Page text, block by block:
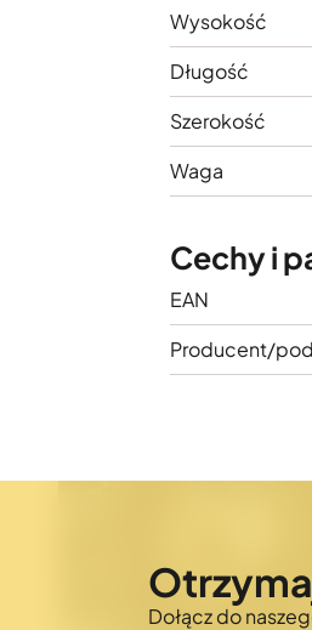
Wysokość
Długość
Szerokość
Waga
Cechy i
EAN
Producent/
Dołącz do